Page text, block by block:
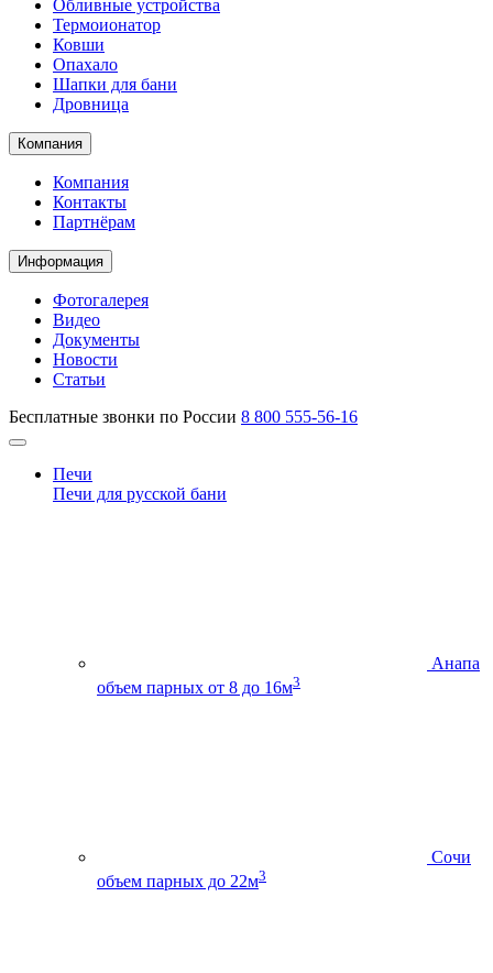
Обливные устройства
Термоионатор
Ковши
Опахало
Шапки для бани
Дровница
Компания
Компания
Контакты
Партнёрам
Информация
Фотогалерея
Видео
Документы
Новости
Статьи
Бесплатные звонки по России 8 800 555-56-16
Печи
Печи для русской бани
Анапа
объем парных от 8 до 16м3
Сочи
объем парных до 22м3